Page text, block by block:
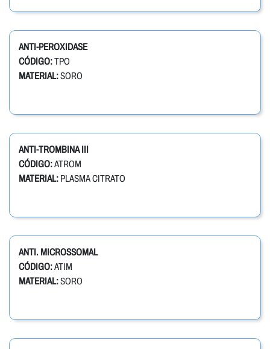
ANTI-PEROXIDASE
CÓDIGO:TPO
MATERIAL:SORO
ANTI-TROMBINA III
CÓDIGO:ATROM
MATERIAL: PLASMA CITRATO
ANTI. MICROSSOMAL
CÓDIGO:ATIM
MATERIAL:SORO